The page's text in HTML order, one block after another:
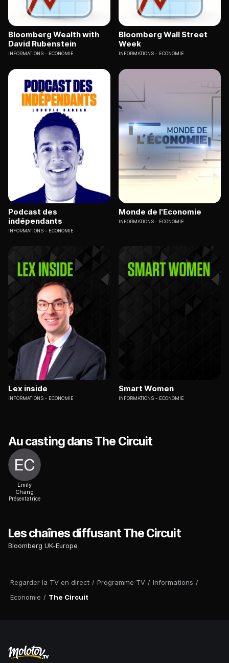
Regarder la TV en direct / Programme TV / Informations /
Economie / The Circuit
Bloomberg Wealth with
David Rubenstein
INFORMATIONS ECONOMIE
Bloomberg Wall Street
Week
INFORMATIONS ECONOMIE
Podcast des
indépendants
INFORMATIONS ECONOMIE
Monde de l'Economie
INFORMATIONS ECONOMIE
Lex inside
INFORMATIONS ECONOMIE
Smart Women
INFORMATIONS ECONOMIE
Au casting dans The Circuit
Emily
Chang
Présentatrice
Les chaînes diffusant The Circuit
Bloomberg UK-Europe